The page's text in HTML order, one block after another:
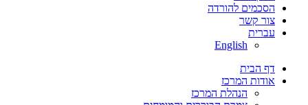
הסכמים להורדה
צור קשר
עברית
English
דף הבית
אודות המרכז
הנהלת המרכז